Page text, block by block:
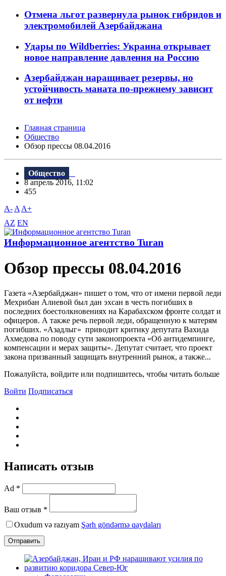
Отмена льгот развернула рынок гибридов и
электромобилей Азербайджана
Удары по Wildberries: Украина открывает
новое направление давления на Россию
Азербайджан наращивает резервы, но
устойчивость маната по-прежнему зависит
от нефти
Главная страница
Общество
Обзор прессы 08.04.2016
Общество
8 апрель 2016, 11:02
455
A- A A+
AZ EN
Информационное агентство Turan
Обзор прессы 08.04.2016
Газета «Азербайджан» пишет о том, что от имени первой леди
Мехрибан Алиевой был дан эxсан в честь погибших в
последних боестолкновениях на Карабахском фронте солдат и
офицеров. А также речь первой леди, обращенную к матерям
погибших. «Азадлыг» приводит критику депутата Вахида
Ахмедова по поводу сути законопроекта «Об антидемпинге,
компенсации и мерах защиты». Депутат считает, что проект
закона призванный защищать внутренний рынок, а также...
Пожалуйста, войдите или подпишитесь, чтобы читать больше
Войти Подписаться
Написать отзыв
Ad *
Ваш отзыв *
Oxudum və razıyam Şərh göndərmə qaydaları
Отправить